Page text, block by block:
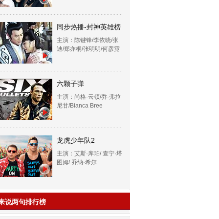
同步热播-封神英雄榜
主演：陈键锋/李依晓/张
迪/郑亦桐/张明明/何彦霓
六颗子弹
主演：尚格·云顿/乔·弗拉
尼甘/Bianca Bree
龙虎少年队2
主演：艾斯·库珀/ 查宁·塔
图姆/ 乔纳·希尔
说两句排行榜